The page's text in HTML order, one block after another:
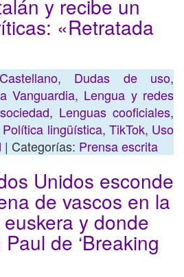
y recibe un
«Retratada
Castellano, Dudas de uso,
Vanguardia, Lengua y redes
, Lenguas cooficiales,
Política lingüística, TikTok, Uso
| Categorías: Prensa escrita
Unidos esconde
de vascos en la
y donde
de ‘Breaking